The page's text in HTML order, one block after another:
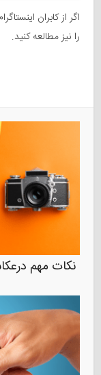
اگر از کابران
را نیز مطالعه کنید.
نکات مهم